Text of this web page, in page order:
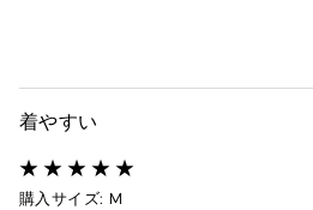
着やすい
購入サイズ: M